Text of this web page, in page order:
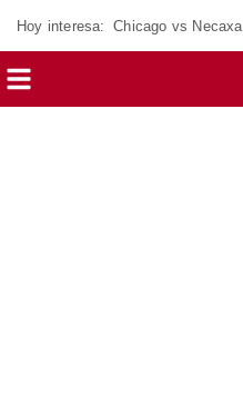
Hoy interesa: Chicago vs Necaxa